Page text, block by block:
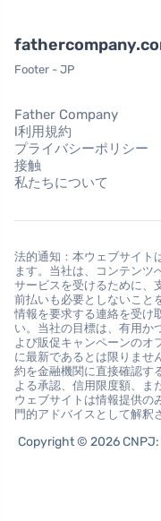
Footer - JP
Father Company
l利用規約
プライバシーポリシー
接触
私たちについて
法的通知：本ウェブサイト
ます。当社は、コンテンツ
サービスを受けるために、
前払いも必要としないこと
情報を要求する連絡を受け
い。当社の目標は、有用か
よび販促キャンペーンのオ
に最新であるとは限りませ
約を金融機関に直接確認す
よる承認、信用限度額、ま
ウェブサイトは情報提供の
門的アドバイスとして解釈
Copyright © 2026 CNPJ: